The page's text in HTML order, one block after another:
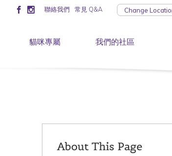
聯絡我們 常見 Q&A
貓咪專屬 我們的社區
About This Page